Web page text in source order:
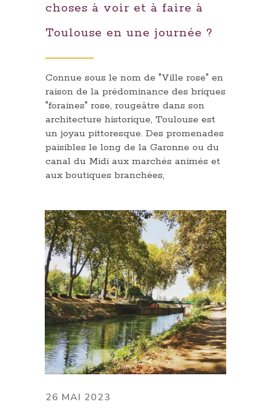
choses à voir et à faire à
Toulouse en une journée ?
Connue sous le nom de "Ville rose" en
raison de la prédominance des briques
"foraines" rose, rougeâtre dans son
architecture historique, Toulouse est
un joyau pittoresque. Des promenades
paisibles le long de la Garonne ou du
canal du Midi aux marchés animés et
aux boutiques branchées,
26 MAI 2023